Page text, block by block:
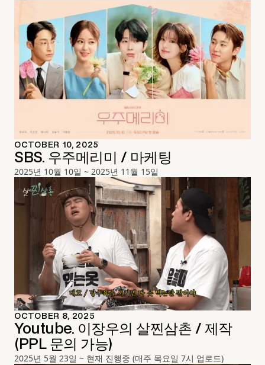
OCTOBER 10, 2025
SBS. 우주메리미 / 마케팅
2025년 10월 10일 ~ 2025년 11월 15일
OCTOBER 8, 2025
Youtube. 이장우의 살찐삼촌 / 제작
(PPL 문의 가능)
2025년 5월 23일 ~ 현재 진행중 (매주 목요일 7시 업로드)